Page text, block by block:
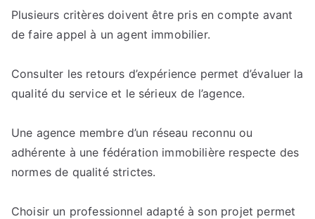
Plusieurs critères doivent être pris en compte avant
de faire appel à un agent immobilier.
Consulter les retours d’expérience permet d’évaluer la
qualité du service et le sérieux de l’agence.
Une agence membre d’un réseau reconnu ou
adhérente à une fédération immobilière respecte des
normes de qualité strictes.
Choisir un professionnel adapté à son projet permet